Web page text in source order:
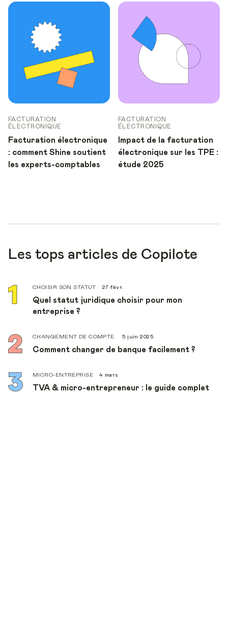
FACTURATION
ÉLECTRONIQUE
Facturation électronique
: comment Shine soutient
les experts-comptables
FACTURATION
ÉLECTRONIQUE
Impact de la facturation
électronique sur les TPE :
étude 2025
Les tops articles de Copilote
CHOISIR SON STATUT 27 févr.
Quel statut juridique choisir pour mon
entreprise ?
CHANGEMENT DE COMPTE 5 juin 2025
Comment changer de banque facilement ?
MICRO-ENTREPRISE 4 mars
TVA & micro-entrepreneur : le guide complet